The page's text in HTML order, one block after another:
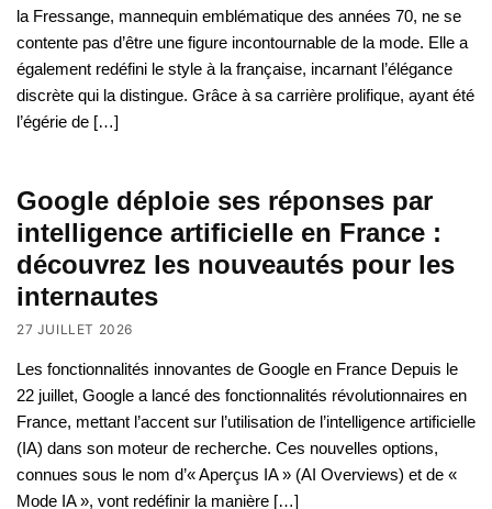
la Fressange, mannequin emblématique des années 70, ne se
contente pas d’être une figure incontournable de la mode. Elle a
également redéfini le style à la française, incarnant l’élégance
discrète qui la distingue. Grâce à sa carrière prolifique, ayant été
l’égérie de […]
Google déploie ses réponses par
intelligence artificielle en France :
découvrez les nouveautés pour les
internautes
27 JUILLET 2026
Les fonctionnalités innovantes de Google en France Depuis le
22 juillet, Google a lancé des fonctionnalités révolutionnaires en
France, mettant l’accent sur l’utilisation de l’intelligence artificielle
(IA) dans son moteur de recherche. Ces nouvelles options,
connues sous le nom d’« Aperçus IA » (AI Overviews) et de «
Mode IA », vont redéfinir la manière […]